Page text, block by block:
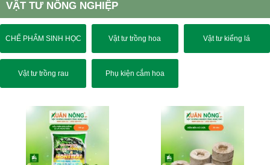
VẬT TƯ NÔNG NGHIỆP
CHẾ PHẨM SINH HỌC Vật tư trồng hoa Vật tư kiểng lá
Vật tư trồng rau Phụ kiện cắm hoa